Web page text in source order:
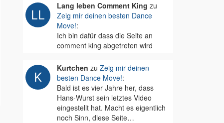
Lang leben Comment King zu
Zeig mir deinen besten Dance
Move!:
Ich bin dafür dass die Seite an
comment king abgetreten wird
Kurtchen zu Zeig mir deinen
besten Dance Move!:
Bald ist es vier Jahre her, dass
Hans-Wurst sein letztes Video
eingestellt hat. Macht es eigentlich
noch Sinn, diese Seite…